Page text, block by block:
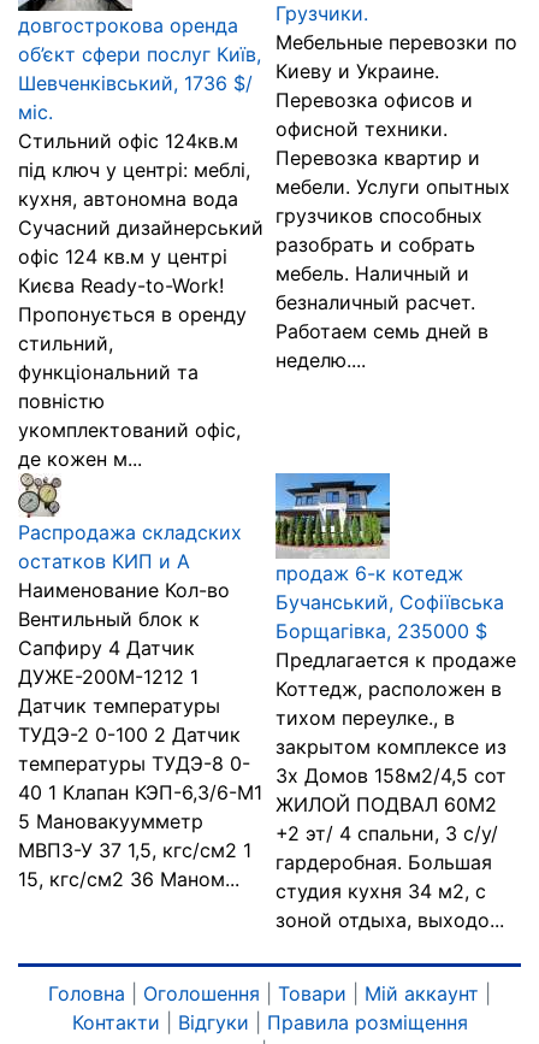
довгострокова оренда
об’єкт сфери послуг Київ,
Шевченківський, 1736 $/
міс.
Стильний офіс 124кв.м
під ключ у центрі: меблі,
кухня, автономна вода
Сучасний дизайнерський
офіс 124 кв.м у центрі
Києва Ready-to-Work!
Пропонується в оренду
стильний,
функціональний та
повністю
укомплектований офіс,
де кожен м...
Грузчики.
Мебельные перевозки по
Киеву и Украине.
Перевозка офисов и
офисной техники.
Перевозка квартир и
мебели. Услуги опытных
грузчиков способных
разобрать и собрать
мебель. Наличный и
безналичный расчет.
Работаем семь дней в
неделю....
Распродажа складских
остатков КИП и А
Наименование Кол-во
Вентильный блок к
Сапфиру 4 Датчик
ДУЖЕ-200М-1212 1
Датчик температуры
ТУДЭ-2 0-100 2 Датчик
температуры ТУДЭ-8 0-
40 1 Клапан КЭП-6,3/6-М1
5 Мановакуумметр
МВП3-У 37 1,5, кгс/см2 1
15, кгс/см2 36 Маном...
продаж 6-к котедж
Бучанський, Софіївська
Борщагівка, 235000 $
Предлагается к продаже
Коттедж, расположен в
тихом переулке., в
закрытом комплексе из
3х Домов 158м2/4,5 сот
ЖИЛОЙ ПОДВАЛ 60М2
+2 эт/ 4 спальни, 3 с/у/
гардеробная. Большая
студия кухня 34 м2, с
зоной отдыха, выходо...
Головна Оголошення Товари Мій аккаунт
Контакти
Відгуки
Правила розміщення